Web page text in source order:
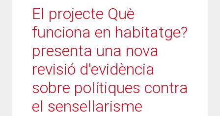
El projecte Què
funciona en habitatge?
presenta una nova
revisió d'evidència
sobre polítiques contra
el sensellarisme